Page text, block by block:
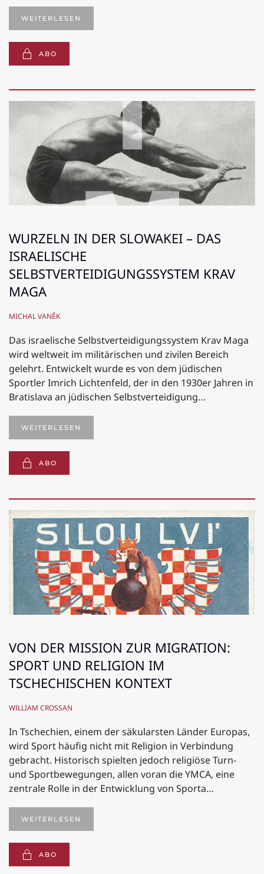
WEITERLESEN
ABO
WURZELN IN DER SLOWAKEI – DAS
ISRAELISCHE
SELBSTVERTEIDIGUNGSSYSTEM KRAV
MAGA
MICHAL VANĚK
Das israelische Selbstverteidigungssystem Krav Maga
wird weltweit im militärischen und zivilen Bereich
gelehrt. Entwickelt wurde es von dem jüdischen
Sportler Imrich Lichtenfeld, der in den 1930er Jahren in
Bratislava an jüdischen Selbstverteidigung…
WEITERLESEN
ABO
VON DER MISSION ZUR MIGRATION:
SPORT UND RELIGION IM
TSCHECHISCHEN KONTEXT
WILLIAM CROSSAN
In Tschechien, einem der säkularsten Länder Europas,
wird Sport häufig nicht mit Religion in Verbindung
gebracht. Historisch spielten jedoch religiöse Turn-
und Sportbewegungen, allen voran die YMCA, eine
zentrale Rolle in der Entwicklung von Sporta…
WEITERLESEN
ABO